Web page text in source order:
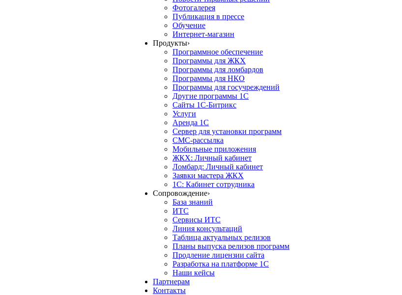
Фотогалерея
Публикация в прессе
Обучение
Интернет-магазин
Продукты›
Программное обеспечение
Программы для ЖКХ
Программы для ломбардов
Программы для НКО
Программы для госучреждений
Другие программы 1С
Сайты 1С-Битрикс
Услуги
Аренда 1С
Сервер для установки программ
СМС-рассылка
Мобильные приложения
ЖКХ: Личный кабинет
Ломбард: Личный кабинет
Заявки мастера ЖКХ
1С: Кабинет сотрудника
Сопровождение›
База знаний
ИТС
Сервисы ИТС
Линия консультаций
Таблица актуальных релизов
Планы выпуска релизов программ
Продление лицензии сайта
Разработка на платформе 1С
Наши кейсы
Партнерам
Контакты